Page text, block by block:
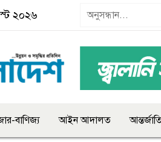
২০২৬
বাণিজ্য আইন আদালত